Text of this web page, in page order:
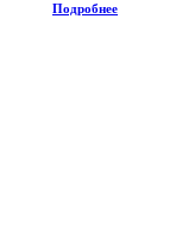
Подробнее